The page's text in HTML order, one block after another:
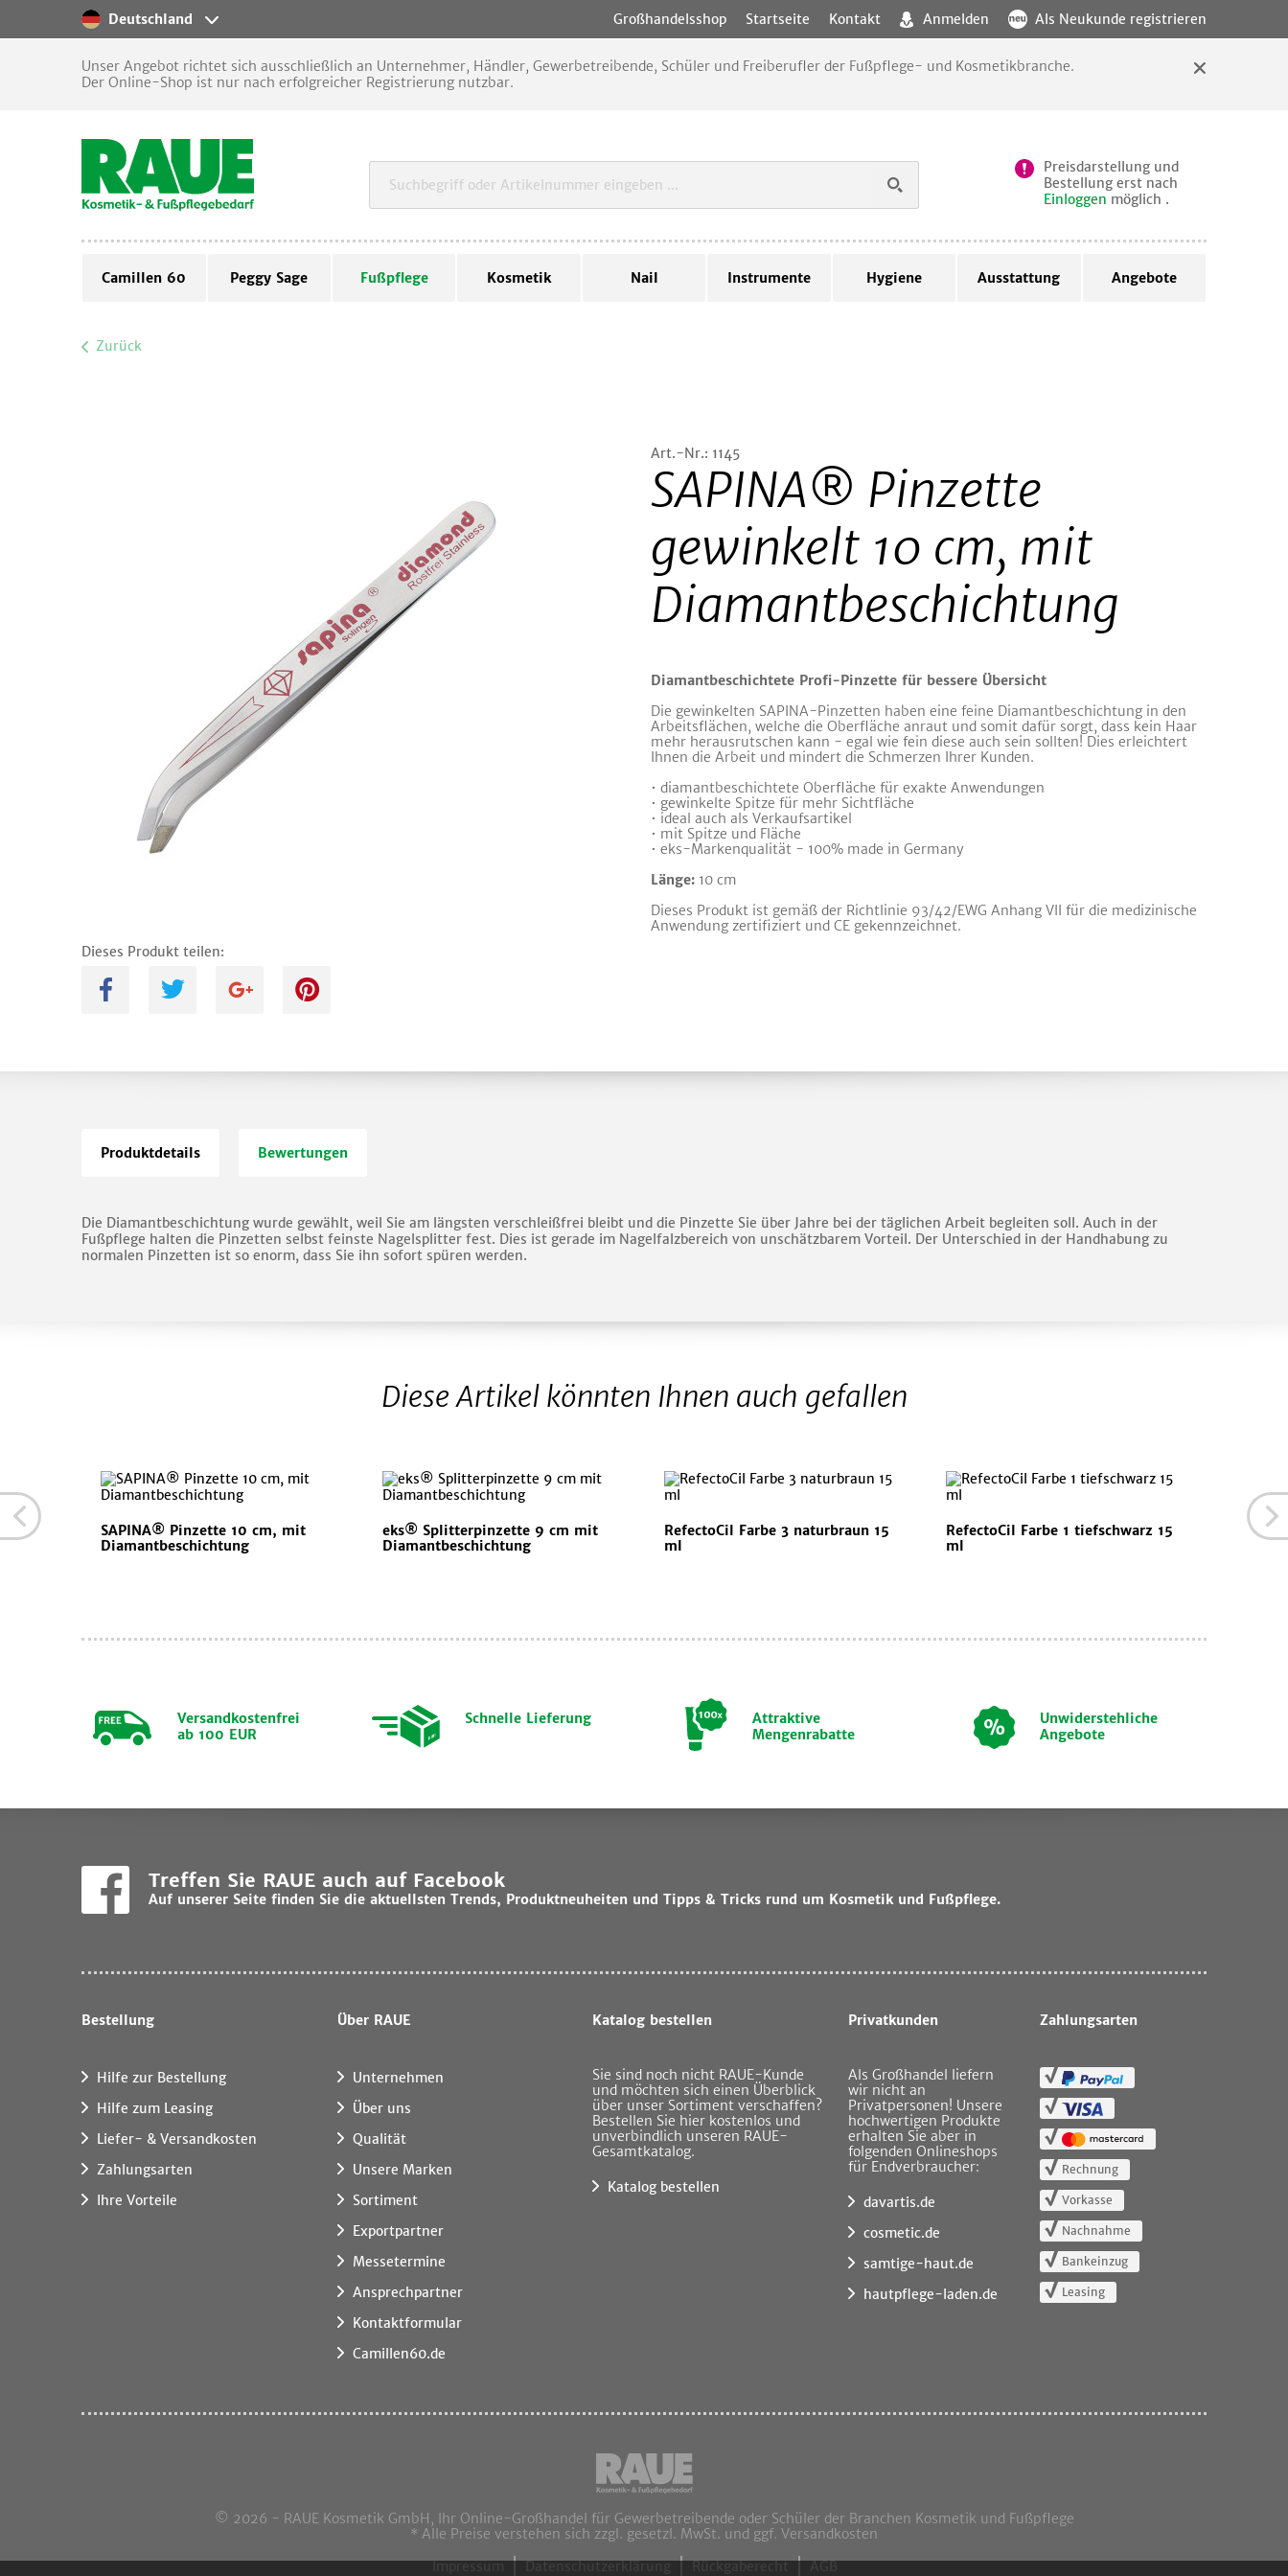
Deutschland Großhandelsshop Startseite Kontakt Anmelden Als Neukunde registrieren
Unser Angebot richtet sich ausschließlich an Unternehmer, Händler, Gewerbetreibende, Schüler und Freiberufler der Fußpflege- und Kosmetikbranche.
Der Online-Shop ist nur nach erfolgreicher Registrierung nutzbar.
Preisdarstellung und
Bestellung erst nach
Einloggen möglich .
Camillen 60 Peggy Sage Fußpflege Kosmetik Nail Instrumente Hygiene Ausstattung Angebote
Zurück
Dieses Produkt teilen:
A B C D
Art.-Nr.: 1145
SAPINA® Pinzette
gewinkelt 10 cm, mit
Diamantbeschichtung
Diamantbeschichtete Profi-Pinzette für bessere Übersicht
Die gewinkelten SAPINA-Pinzetten haben eine feine Diamantbeschichtung in den
Arbeitsflächen, welche die Oberfläche anraut und somit dafür sorgt, dass kein Haar
mehr herausrutschen kann - egal wie fein diese auch sein sollten! Dies erleichtert
Ihnen die Arbeit und mindert die Schmerzen Ihrer Kunden.
• diamantbeschichtete Oberfläche für exakte Anwendungen
• gewinkelte Spitze für mehr Sichtfläche
• ideal auch als Verkaufsartikel
• mit Spitze und Fläche
• eks-Markenqualität - 100% made in Germany
Länge: 10 cm
Dieses Produkt ist gemäß der Richtlinie 93/42/EWG Anhang VII für die medizinische
Anwendung zertifiziert und CE gekennzeichnet.
Produktdetails Bewertungen
Die Diamantbeschichtung wurde gewählt, weil Sie am längsten verschleißfrei bleibt und die Pinzette Sie über Jahre bei der täglichen Arbeit begleiten soll. Auch in der
Fußpflege halten die Pinzetten selbst feinste Nagelsplitter fest. Dies ist gerade im Nagelfalzbereich von unschätzbarem Vorteil. Der Unterschied in der Handhabung zu
normalen Pinzetten ist so enorm, dass Sie ihn sofort spüren werden.
Diese Artikel könnten Ihnen auch gefallen
SAPINA® Pinzette 10 cm, mit
Diamantbeschichtung
eks® Splitterpinzette 9 cm mit
Diamantbeschichtung
RefectoCil Farbe 3 naturbraun 15
ml
RefectoCil Farbe 1 tiefschwarz 15
ml
Versandkostenfrei
ab 100 EUR
Schnelle Lieferung
Attraktive
Mengenrabatte
Unwiderstehliche
Angebote
Treffen Sie RAUE auch auf Facebook
Auf unserer Seite finden Sie die aktuellsten Trends, Produktneuheiten und Tipps & Tricks rund um Kosmetik und Fußpflege.
Bestellung
Hilfe zur Bestellung
Hilfe zum Leasing
Liefer- & Versandkosten
Zahlungsarten
Ihre Vorteile
Über RAUE
Unternehmen
Über uns
Qualität
Unsere Marken
Sortiment
Exportpartner
Messetermine
Ansprechpartner
Kontaktformular
Camillen60.de
Katalog bestellen
Sie sind noch nicht RAUE-Kunde
und möchten sich einen Überblick
über unser Sortiment verschaffen?
Bestellen Sie hier kostenlos und
unverbindlich unseren RAUE-
Gesamtkatalog.
Katalog bestellen
Privatkunden
Als Großhandel liefern
wir nicht an
Privatpersonen! Unsere
hochwertigen Produkte
erhalten Sie aber in
folgenden Onlineshops
für Endverbraucher:
davartis.de
cosmetic.de
samtige-haut.de
hautpflege-laden.de
Zahlungsarten
Rechnung
Vorkasse
Nachnahme
Bankeinzug
Leasing
© 2026 - RAUE Kosmetik GmbH, Ihr Online-Großhandel für Gewerbetreibende oder Schüler der Branchen Kosmetik und Fußpflege
* Alle Preise verstehen sich zzgl. gesetzl. MwSt. und ggf. Versandkosten
Impressum
Datenschutzerklärung Rückgaberecht AGB